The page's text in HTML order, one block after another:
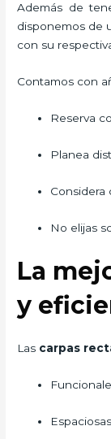
Además de
disponemos de
con su
Contamos con
Reserva
Planea
Considera
No elijas
La
y
Las carpas
Espaciosas